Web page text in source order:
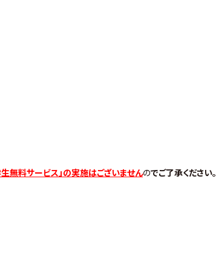
生無料サービス」の実施はございませんのでご了承ください